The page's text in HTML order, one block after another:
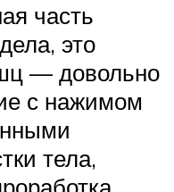
часть
это
— довольно
с нажимом
тела,